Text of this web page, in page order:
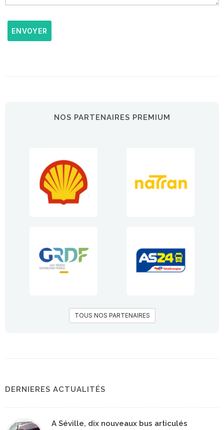
ENVOYER
NOS PARTENAIRES PREMIUM
TOUS NOS PARTENAIRES
DERNIERES ACTUALITÉS
A Séville, dix nouveaux bus articulés